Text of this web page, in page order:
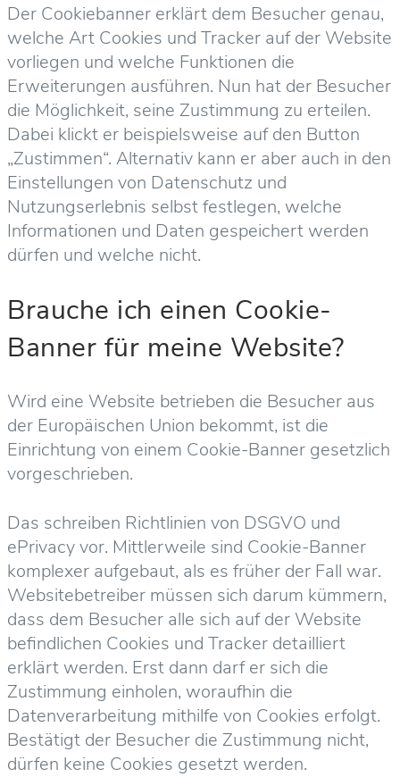
Der Cookiebanner erklärt dem Besucher genau,
welche Art Cookies und Tracker auf der Website
vorliegen und welche Funktionen die
Erweiterungen ausführen. Nun hat der Besucher
die Möglichkeit, seine Zustimmung zu erteilen.
Dabei klickt er beispielsweise auf den Button
„Zustimmen“. Alternativ kann er aber auch in den
Einstellungen von Datenschutz und
Nutzungserlebnis selbst festlegen, welche
Informationen und Daten gespeichert werden
dürfen und welche nicht.
Brauche ich einen Cookie-
Banner für meine Website?
Wird eine Website betrieben die Besucher aus
der Europäischen Union bekommt, ist die
Einrichtung von einem Cookie-Banner gesetzlich
vorgeschrieben.
Das schreiben Richtlinien von DSGVO und
ePrivacy vor. Mittlerweile sind Cookie-Banner
komplexer aufgebaut, als es früher der Fall war.
Websitebetreiber müssen sich darum kümmern,
dass dem Besucher alle sich auf der Website
befindlichen Cookies und Tracker detailliert
erklärt werden. Erst dann darf er sich die
Zustimmung einholen, woraufhin die
Datenverarbeitung mithilfe von Cookies erfolgt.
Bestätigt der Besucher die Zustimmung nicht,
dürfen keine Cookies gesetzt werden.